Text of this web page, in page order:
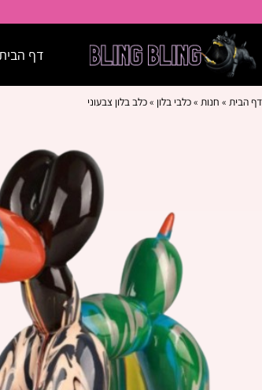
דף
דף הבית » חנות »כלבי בלון »כלב בלון צבעוני